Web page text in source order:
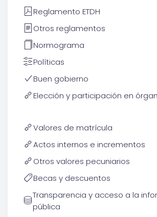
Reglamento ETDH
Otros reglamentos
Normograma
Políticas
Buen gobierno
Elección y participación en
Valores de matrícula
Actos internos e incrementos
Otros valores pecuniarios
Becas y descuentos
Transparencia y acceso a la
pública